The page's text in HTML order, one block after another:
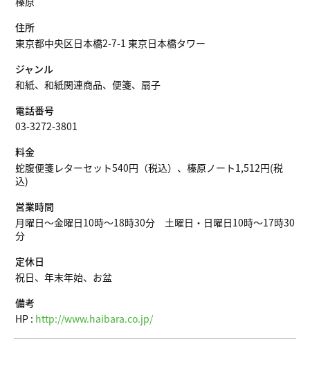
住所
東京都中央区日本橋2-7-1 東京日本橋タワー
ジャンル
和紙、和紙関連商品、便箋、扇子
電話番号
03-3272-3801
料金
蛇腹便箋レターセット540円（税込）、榛原ノート1,512円(税
込)
営業時間
月曜日〜金曜日10時〜18時30分 土曜日・日曜日10時〜17時30
分
定休日
祝日、年末年始、お盆
備考
HP : http://www.haibara.co.jp/